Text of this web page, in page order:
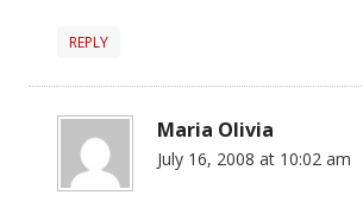
REPLY
Maria Olivia
July 16, 2008 at 10:02 am